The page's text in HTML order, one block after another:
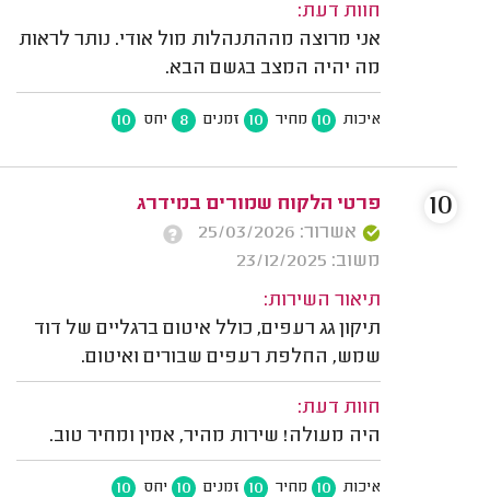
חוות דעת:
אני מרוצה מההתנהלות מול אודי. נותר לראות
מה יהיה המצב בגשם הבא.
איכות 10 מחיר 10 זמנים 8 יחס 10
פרטי הלקוח שמורים במידרג
אשרור: 25/03/2026
משוב: 23/12/2025
תיאור השירות:
תיקון גג רעפים, כולל איטום ברגליים של דוד
שמש, החלפת רעפים שבורים ואיטום.
חוות דעת:
היה מעולה! שירות מהיר, אמין ומחיר טוב.
איכות 10 מחיר 10 זמנים 10 יחס 10
10